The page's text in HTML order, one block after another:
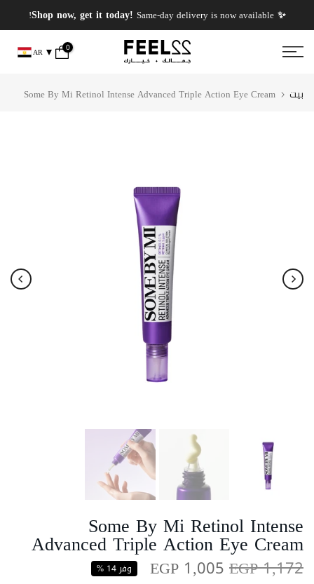
انتقل
إلى
المحتوى
✨ Shop now, get it today!
Same-day delivery is now available!
0
AR
بيت Some By Mi Retinol Intense Advanced Triple Action Eye Cream
Some By Mi Retinol Intense
Advanced Triple Action Eye Cream
EGP 1,172
EGP 1,005 وفر 14 %